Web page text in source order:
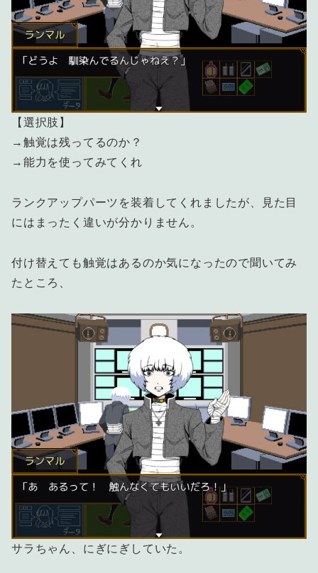
【選択肢】
→触覚は残ってるのか？
→能力を使ってみてくれ
ランクアップパーツを装着してくれましたが、見た目
にはまったく違いが分かりません。
付け替えても触覚はあるのか気になったので聞いてみ
たところ、
サラちゃん、にぎにぎしていた。